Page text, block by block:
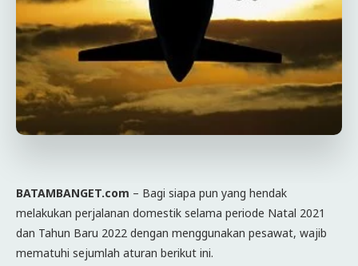
BATAMBANGET.com – Bagi siapa pun yang hendak
melakukan perjalanan domestik selama periode Natal 2021
dan Tahun Baru 2022 dengan menggunakan pesawat, wajib
mematuhi sejumlah aturan berikut ini.